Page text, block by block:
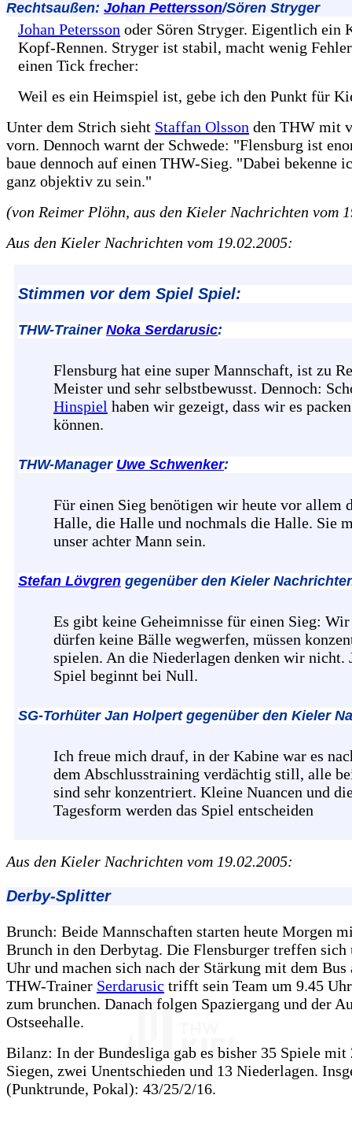
Rechtsaußen: Johan Pettersson/Sören Stryger
Johan Petersson oder Sören Stryger. Eigentlich ein
Kopf-Rennen. Stryger ist stabil, macht wenig
einen Tick frecher:
Weil es ein Heimspiel ist, gebe ich den Punkt für
Unter dem Strich sieht Staffan Olsson den THW mit
vorn. Dennoch warnt der Schwede: "Flensburg ist
baue dennoch auf einen THW-Sieg. "Dabei bekenne
ganz objektiv zu sein."
(von Reimer Plöhn, aus den Kieler Nachrichten vom
Aus den Kieler Nachrichten vom 19.02.2005:
Stimmen vor dem Spiel Spiel:
THW-Trainer Noka Serdarusic:
Flensburg hat eine super Mannschaft, ist zu
Meister und sehr selbstbewusst. Dennoch:
Hinspiel haben wir gezeigt, dass wir es packen
können.
THW-Manager Uwe Schwenker:
Für einen Sieg benötigen wir heute vor allem
Halle, die Halle und nochmals die Halle. Sie
unser achter Mann sein.
Stefan Lövgren gegenüber den Kieler
Es gibt keine Geheimnisse für einen Sieg: Wir
dürfen keine Bälle wegwerfen, müssen
spielen. An die Niederlagen denken wir nicht.
Spiel beginnt bei Null.
SG-Torhüter Jan Holpert gegenüber den Kieler
Ich freue mich drauf, in der Kabine war es
dem Abschlusstraining verdächtig still, alle
sind sehr konzentriert. Kleine Nuancen und
Tagesform werden das Spiel entscheiden
Aus den Kieler Nachrichten vom 19.02.2005:
Derby-Splitter
Brunch: Beide Mannschaften starten heute Morgen
Brunch in den Derbytag. Die Flensburger treffen sich
Uhr und machen sich nach der Stärkung mit dem Bus
THW-Trainer Serdarusic trifft sein Team um 9.45
zum brunchen. Danach folgen Spaziergang und der
Ostseehalle.
Bilanz: In der Bundesliga gab es bisher 35 Spiele mit
Siegen, zwei Unentschieden und 13 Niederlagen.
(Punktrunde, Pokal): 43/25/2/16.